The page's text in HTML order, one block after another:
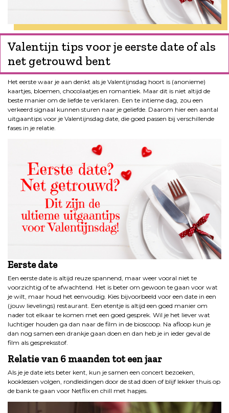
Valentijn tips voor je eerste date of als
net getrouwd bent
Het eerste waar je aan denkt als je Valentijnsdag hoort is (anonieme)
kaartjes, bloemen, chocolaatjes en romantiek. Maar dit is niet altijd de
beste manier om de liefde te verklaren. Een te intieme dag, zou een
verkeerd signaal kunnen sturen naar je geliefde. Daarom hier een aantal
uitgaantips voor je Valentijnsdag date, die goed passen bij verschillende
fases in je relatie.
Eerste date
Een eerste date is altijd reuze spannend, maar weer vooral niet te
voorzichtig of te afwachtend. Het is beter om gewoon te gaan voor wat
je wilt, maar houd het eenvoudig. Kies bijvoorbeeld voor een date in een
(jouw lievelings) restaurant. Een etentje is altijd een goed manier om
nader tot elkaar te komen met een goed gesprek. Wil je het liever wat
luchtiger houden ga dan naar de film in de bioscoop. Na afloop kun je
dan nog samen een drankje gaan doen en dan heb je in ieder geval de
film als gespreksstof.
Relatie van 6 maanden tot een jaar
Als je je date iets beter kent, kun je samen een concert bezoeken,
kooklessen volgen, rondleidingen door de stad doen of blijf lekker thuis op
de bank te gaan voor Netflix en chill met hapjes.